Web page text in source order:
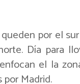
por el
Día para
el la
Madrid.